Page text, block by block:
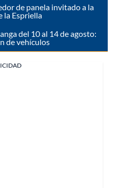
de panela invitado a la
la Espriella
del 10 al 14 de agosto:
de vehículos